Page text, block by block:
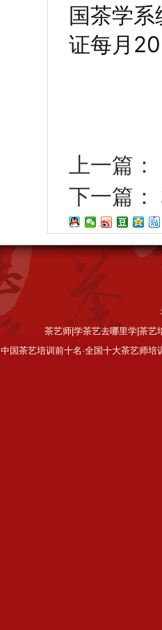
国茶学
证每月
上一篇：
下一篇：
茶艺师|学茶艺去哪里学|茶艺
中国茶艺培训前十名·全国十大茶艺师培